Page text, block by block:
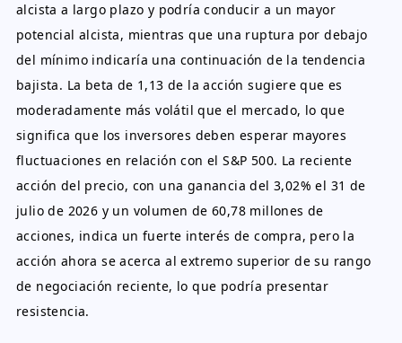
alcista a largo plazo y podría conducir a un mayor
potencial alcista, mientras que una ruptura por debajo
del mínimo indicaría una continuación de la tendencia
bajista. La beta de 1,13 de la acción sugiere que es
moderadamente más volátil que el mercado, lo que
significa que los inversores deben esperar mayores
fluctuaciones en relación con el S&P 500. La reciente
acción del precio, con una ganancia del 3,02% el 31 de
julio de 2026 y un volumen de 60,78 millones de
acciones, indica un fuerte interés de compra, pero la
acción ahora se acerca al extremo superior de su rango
de negociación reciente, lo que podría presentar
resistencia.